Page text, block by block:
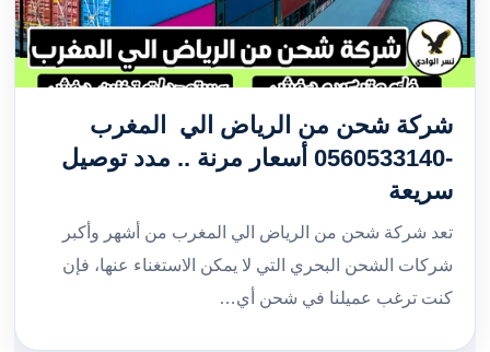
شركة شحن من الرياض الي المغرب
-0560533140 أسعار مرنة .. مدد توصيل
سريعة
تعد شركة شحن من الرياض الي المغرب من أشهر وأكبر
شركات الشحن البحري التي لا يمكن الاستغناء عنها، فإن
كنت ترغب عميلنا في شحن أي…